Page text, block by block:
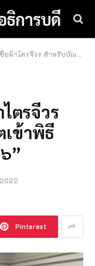
ธิการบดี
ฑิตบรรพชิตเข้าพิธีประสาทปริญญา ๒๕๖๖” (Page 2)
ตรจีวร
ข้าพิธี
”
Pinterest